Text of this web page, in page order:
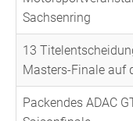
Sachsenring
13
Masters-Finale auf
Packendes ADAC